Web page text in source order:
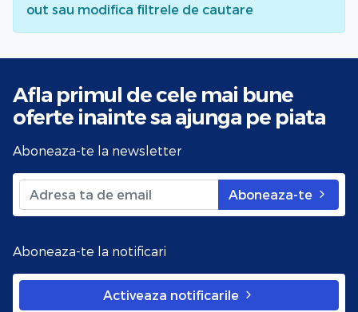
out sau modifica filtrele de cautare
Afla primul de cele mai bune
oferte inainte sa ajunga pe piata
Aboneaza-te la newsletter
Aboneaza-te
Aboneaza-te la notificari
Activeaza notificarile